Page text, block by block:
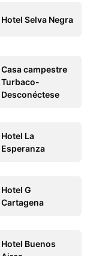
Hotel Selva Negra
Casa campestre
Turbaco-
Desconéctese
Hotel La
Esperanza
Hotel G
Cartagena
Hotel Buenos